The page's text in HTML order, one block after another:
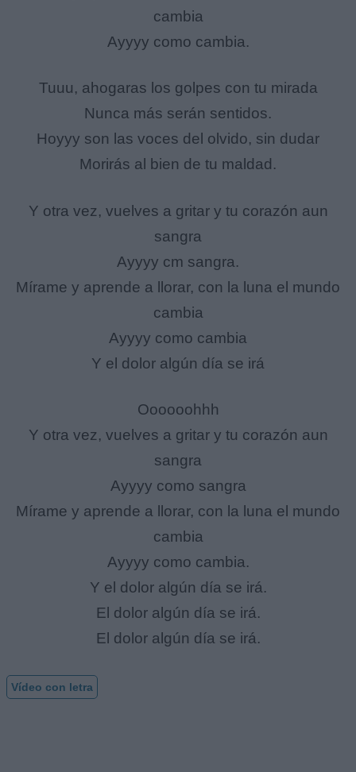
cambia
Ayyyy como cambia.
Tuuu, ahogaras los golpes con tu mirada
Nunca más serán sentidos.
Hoyyy son las voces del olvido, sin dudar
Morirás al bien de tu maldad.
Y otra vez, vuelves a gritar y tu corazón aun
sangra
Ayyyy cm sangra.
Mírame y aprende a llorar, con la luna el mundo
cambia
Ayyyy como cambia
Y el dolor algún día se irá
Oooooohhh
Y otra vez, vuelves a gritar y tu corazón aun
sangra
Ayyyy como sangra
Mírame y aprende a llorar, con la luna el mundo
cambia
Ayyyy como cambia.
Y el dolor algún día se irá.
El dolor algún día se irá.
El dolor algún día se irá.
Vídeo con letra